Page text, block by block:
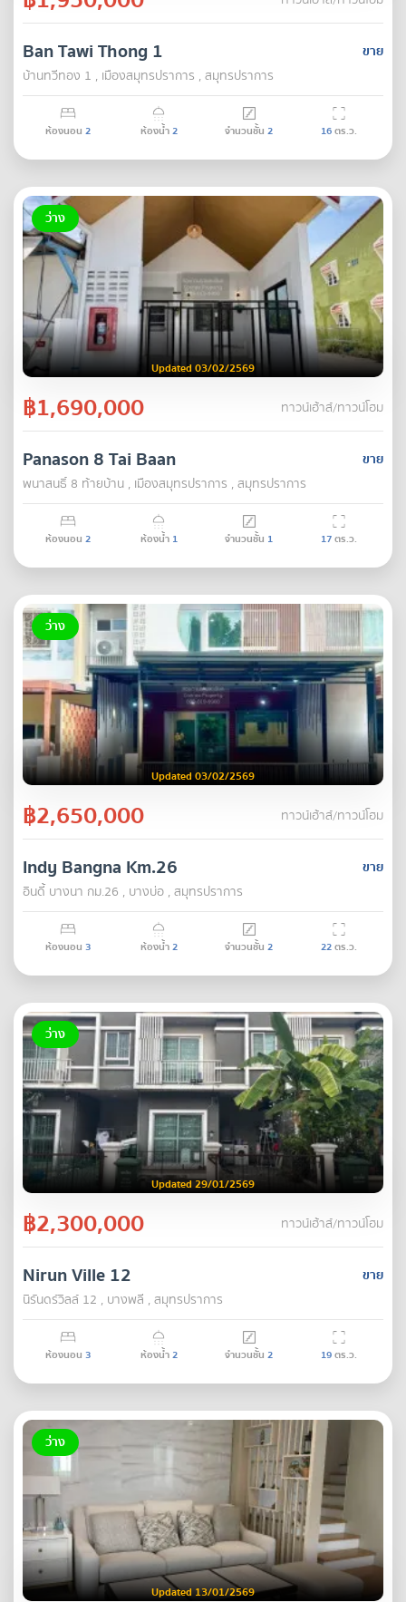
ขาย
Ban Tawi Thong 1
บ้านทวีทอง 1 , เมืองสมุทรปราการ , สมุทรปราการ
ห้องนอน 2 ห้องน้ำ2 จำนวนชั้น 2 16ตร.ว.
ว่าง
Updated 03/02/2569
฿1,690,000 ทาวน์เฮ้าส์/ทาวน์โฮม
ขาย
Panason 8 Tai Baan
พนาสนธิ์ 8 ท้ายบ้าน , เมืองสมุทรปราการ , สมุทรปราการ
ห้องนอน 2 ห้องน้ำ 1 จำนวนชั้น 1 17ตร.ว.
ว่าง
Updated 03/02/2569
฿2,650,000 ทาวน์เฮ้าส์/ทาวน์โฮม
ขาย
Indy Bangna Km.26
อินดี้ บางนา กม.26 , บางบ่อ , สมุทรปราการ
ห้องนอน 3 ห้องน้ำ2 จำนวนชั้น 2 22ตร.ว.
ว่าง
Updated 29/01/2569
฿2,300,000 ทาวน์เฮ้าส์/ทาวน์โฮม
ขาย
Nirun Ville 12
นิรันดร์วิลล์ 12 , บางพลี , สมุทรปราการ
ห้องนอน 3 ห้องน้ำ2 จำนวนชั้น 2 19ตร.ว.
ว่าง
Updated 13/01/2569